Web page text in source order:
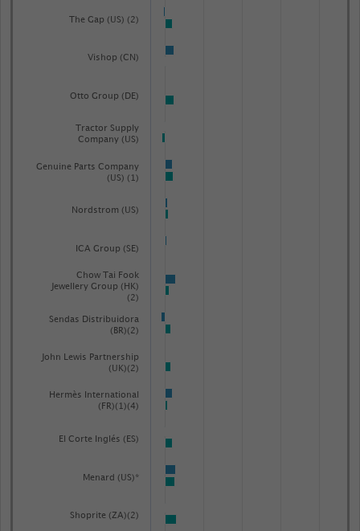
Chow Tai Fook
Jewellery Group (HK)
(2)
The Gap (US) (2)
Vishop (CN)
Otto Group (DE)
Tractor Supply
Company (US)
Genuine Parts Company
(US) (1)
Nordstrom (US)
ICA Group (SE)
Sendas Distribuidora
(BR)(2)
John Lewis Partnership
(UK)(2)
Hermès International
(FR)(1)(4)
El Corte Inglés (ES)
Menard (US)*
Shoprite (ZA)(2)